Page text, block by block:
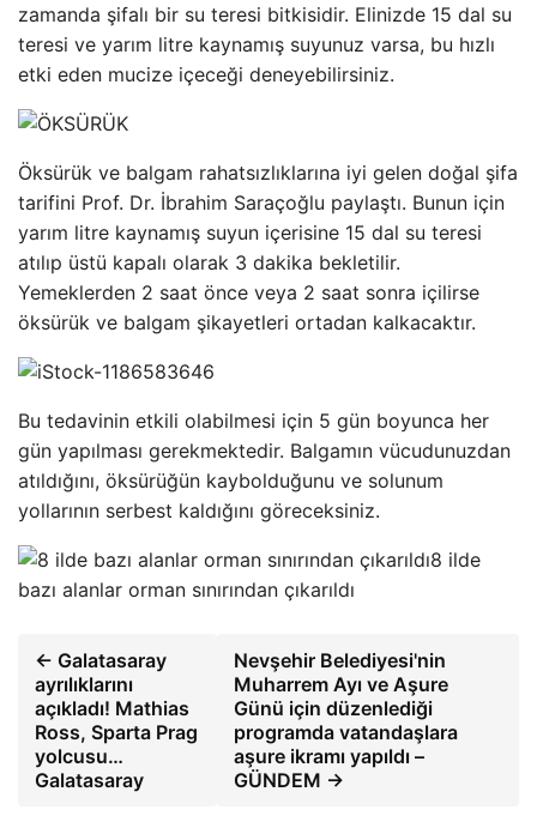
zamanda şifalı bir su teresi bitkisidir. Elinizde 15 dal su
teresi ve yarım litre kaynamış suyunuz varsa, bu hızlı
etki eden mucize içeceği deneyebilirsiniz.
Öksürük ve balgam rahatsızlıklarına iyi gelen doğal şifa
tarifini Prof. Dr. İbrahim Saraçoğlu paylaştı. Bunun için
yarım litre kaynamış suyun içerisine 15 dal su teresi
atılıp üstü kapalı olarak 3 dakika bekletilir.
Yemeklerden 2 saat önce veya 2 saat sonra içilirse
öksürük ve balgam şikayetleri ortadan kalkacaktır.
Bu tedavinin etkili olabilmesi için 5 gün boyunca her
gün yapılması gerekmektedir. Balgamın vücudunuzdan
atıldığını, öksürüğün kaybolduğunu ve solunum
yollarının serbest kaldığını göreceksiniz.
8 ilde
bazı alanlar orman sınırından çıkarıldı
← Galatasaray
ayrılıklarını
açıkladı! Mathias
Ross, Sparta Prag
yolcusu…
Galatasaray
Nevşehir Belediyesi'nin
Muharrem Ayı ve Aşure
Günü için düzenlediği
programda vatandaşlara
aşure ikramı yapıldı –
GÜNDEM →